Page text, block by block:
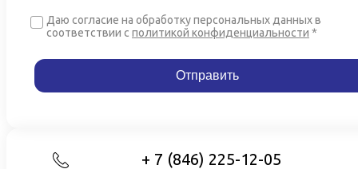
Даю согласие на обработку персональных данных в
соответствии с политикой конфиденциальности *
+ 7 (846) 225-12-05